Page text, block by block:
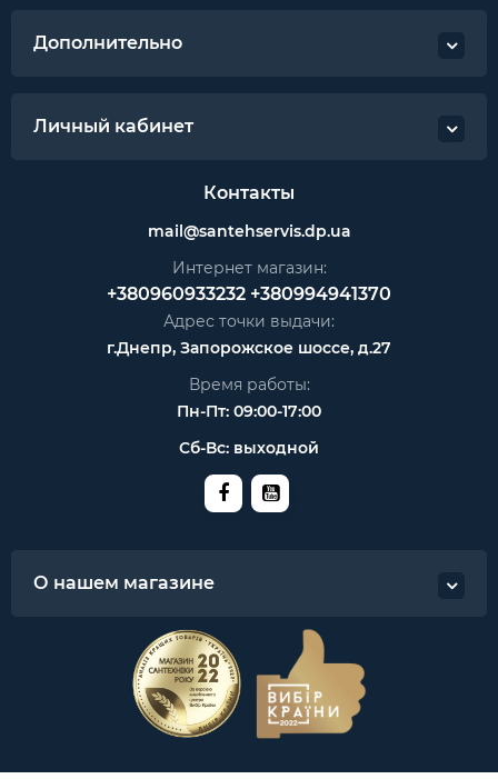
Дополнительно
Личный кабинет
Контакты
mail@santehservis.dp.ua
Интернет магазин:
+380960933232 +380994941370
Адрес точки выдачи:
г.Днепр, Запорожское шоссе, д.27
Время работы:
Пн-Пт: 09:00-17:00
Сб-Вс: выходной
О нашем магазине